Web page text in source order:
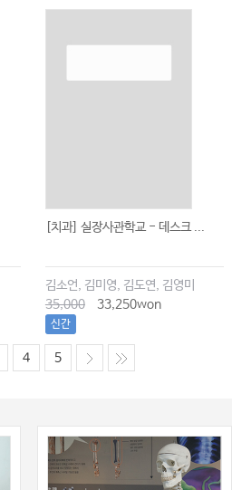
[치과] 실장사관학교 - 데스크 ...
김소언, 김미영, 김도연, 김영미
35,000
33,250won
신간
4 5